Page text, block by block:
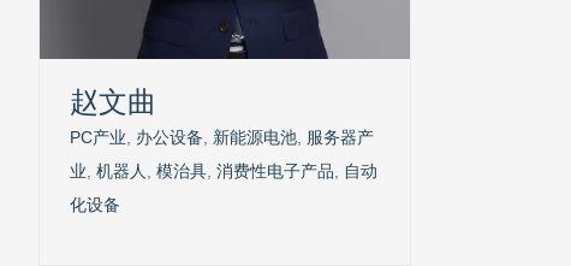
赵文曲
PC产业, 办公设备, 新能源电池, 服务器产
业, 机器人 , 模治具, 消费性电子产品, 自动
化设备